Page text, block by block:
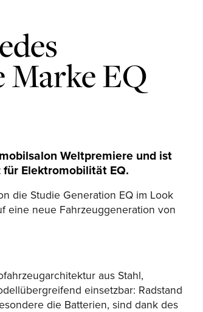
Marke EQ
Weltpremiere und ist
für Elektromobilität EQ.
die Studie Generation EQ im Look
eine neue Fahrzeuggeneration von
aus Stahl,
einsetzbar: Radstand
die Batterien, sind dank des